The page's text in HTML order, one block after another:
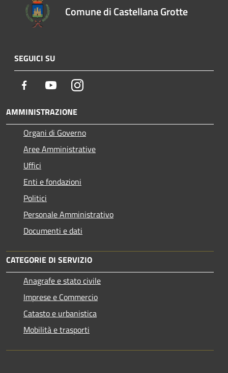
Comune di Castellana Grotte
SEGUICI SU
Facebook YoutubeInstagram
AMMINISTRAZIONE
Organi di Governo
Aree Amministrative
Uffici
Enti e fondazioni
Politici
Personale Amministrativo
Documenti e dati
CATEGORIE DI SERVIZIO
Anagrafe e stato civile
Imprese e Commercio
Catasto e urbanistica
Mobilità e trasporti